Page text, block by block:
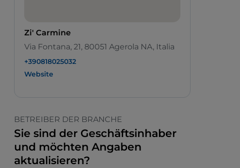
Zi' Carmine
Via Fontana, 21, 80051 Agerola NA, Italia
+390818025032
Website
BETREIBER DER BRANCHE
Sie sind der Geschäftsinhaber
und möchten Angaben
aktualisieren?